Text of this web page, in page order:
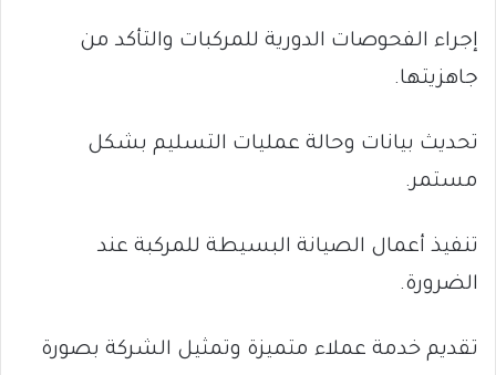
إجراء الفحوصات الدورية للمركبات والتأكد من
جاهزيتها.
تحديث بيانات وحالة عمليات التسليم بشكل
مستمر.
تنفيذ أعمال الصيانة البسيطة للمركبة عند
الضرورة.
تقديم خدمة عملاء متميزة وتمثيل الشركة بصورة